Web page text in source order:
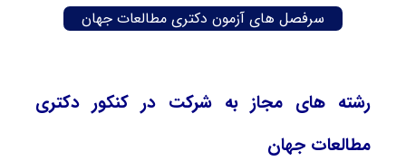
سرفصل های آزمون دکتری مطالعات جهان
رشته های مجاز به شرکت در کنکور دکتری
مطالعات جهان